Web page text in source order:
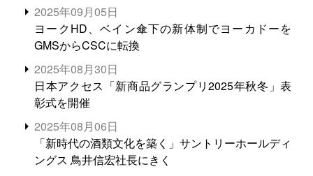
る。米増産に向けて、米輸出需要の拡大を」
2025年09月05日
ヨークHD、ベイン傘下の新体制でヨーカドーを
GMSからCSCに転換
2025年08月30日
日本アクセス「新商品グランプリ2025年秋冬」表
彰式を開催
2025年08月06日
「新時代の酒類文化を築く」サントリーホールディ
ングス 鳥井信宏社長にきく